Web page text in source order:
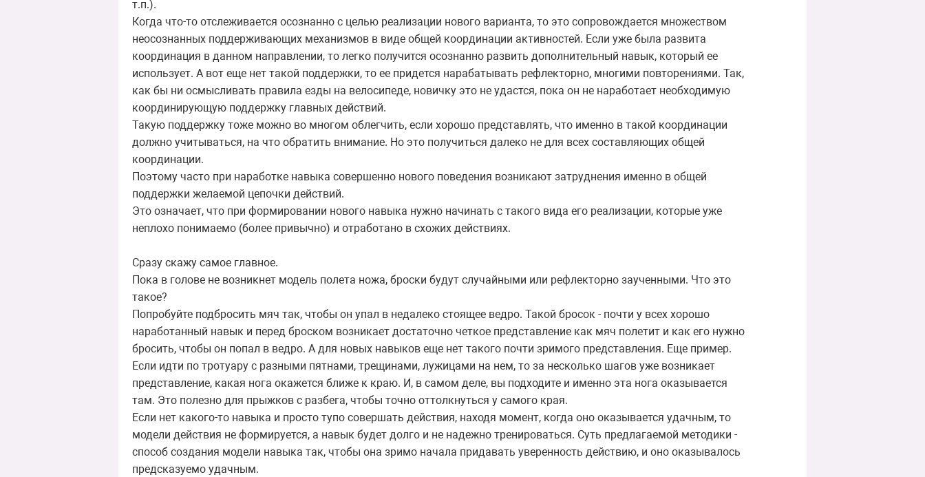
т.п.).
Когда что-то отслеживается осознанно с целью реализации нового варианта, то это сопровождается множеством
неосознанных поддерживающих механизмов в виде общей координации активностей. Если уже была развита
координация в данном направлении, то легко получится осознанно развить дополнительный навык, который ее
использует. А вот еще нет такой поддержки, то ее придется нарабатывать рефлекторно, многими повторениями. Так,
как бы ни осмысливать правила езды на велосипеде, новичку это не удастся, пока он не наработает необходимую
координирующую поддержку главных действий.
Такую поддержку тоже можно во многом облегчить, если хорошо представлять, что именно в такой координации
должно учитываться, на что обратить внимание. Но это получиться далеко не для всех составляющих общей
координации.
Поэтому часто при наработке навыка совершенно нового поведения возникают затруднения именно в общей
поддержки желаемой цепочки действий.
Это означает, что при формировании нового навыка нужно начинать с такого вида его реализации, которые уже
неплохо понимаемо (более привычно) и отработано в схожих действиях.
Сразу скажу самое главное.
Пока в голове не возникнет модель полета ножа, броски будут случайными или рефлекторно заученными. Что это
такое?
Попробуйте подбросить мяч так, чтобы он упал в недалеко стоящее ведро. Такой бросок - почти у всех хорошо
наработанный навык и перед броском возникает достаточно четкое представление как мяч полетит и как его нужно
бросить, чтобы он попал в ведро. А для новых навыков еще нет такого почти зримого представления. Еще пример.
Если идти по тротуару с разными пятнами, трещинами, лужицами на нем, то за несколько шагов уже возникает
представление, какая нога окажется ближе к краю. И, в самом деле, вы подходите и именно эта нога оказывается
там. Это полезно для прыжков с разбега, чтобы точно оттолкнуться у самого края.
Если нет какого-то навыка и просто тупо совершать действия, находя момент, когда оно оказывается удачным, то
модели действия не формируется, а навык будет долго и не надежно тренироваться. Суть предлагаемой методики -
способ создания модели навыка так, чтобы она зримо начала придавать уверенность действию, и оно оказывалось
предсказуемо удачным.